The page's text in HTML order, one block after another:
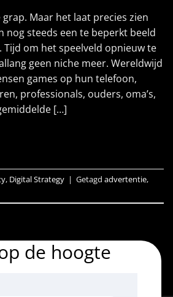
Maar het laat precies zien
nog steeds een te beperkt beeld
Tijd om het speelveld opnieuw te
geen niche meer. Wereldwijd
games op hun telefoon,
professionals, ouders, oma’s,
[…]
, Digital Strategy | Getagd advertentie,
de hoogte